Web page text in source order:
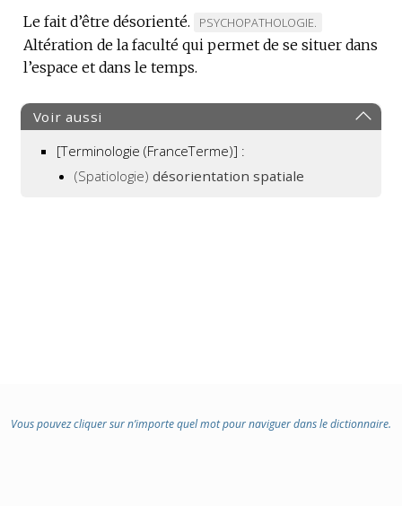
Le fait d’être désorienté.
MARQUE
DE
PSYCHOPATHOLOGIE.
Altération de la faculté qui permet de se situer dans
l’espace et dans le temps.
Voir aussi
[Terminologie (FranceTerme)] :
(Spatiologie)désorientation spatiale
Vous pouvez cliquer sur n’importe quel mot pour naviguer dans le dictionnaire.